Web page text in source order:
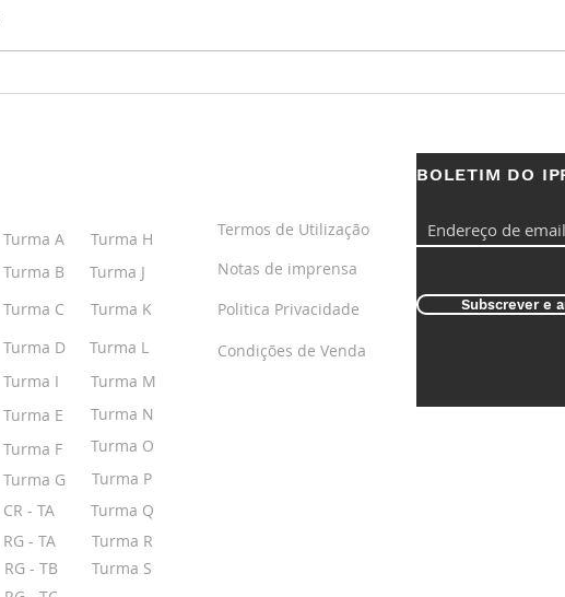
Turma A
Turma H
Turma B
Turma J
Turma C
Turma K
Turma D
Turma L
Turma I
Turma M
Turma E
Turma F
Turma G
Turma P
CR - TA
RG - TA
RG - TB
Termos de Utilização
Notas de imprensa
Politica Privacidade
Condições de Venda
BOLETIM DO
Subscrever e
Turma N
Turma O
Turma Q
Turma R
Turma S